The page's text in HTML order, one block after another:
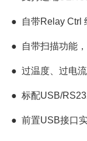
● 自带Relay Ctrl
● 自带扫描功能
● 过温度、过电
● 标配USB/
● 前置USB接口